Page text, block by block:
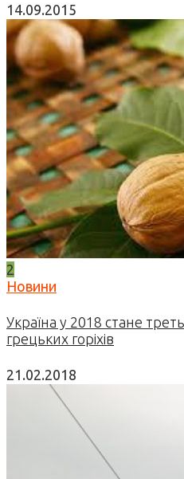
14.09.2015
2
Новини
Україна у 2018 стане
грецьких горіхів
21.02.2018